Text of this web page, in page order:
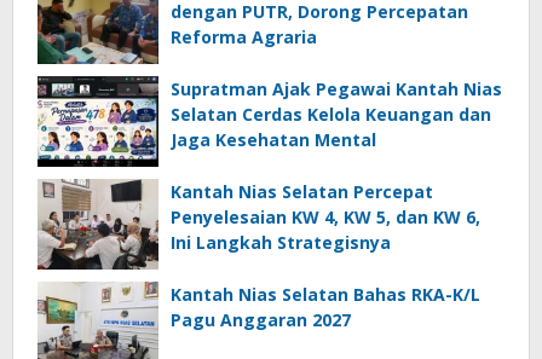
dengan PUTR, Dorong Percepatan
Reforma Agraria
Supratman Ajak Pegawai Kantah Nias
Selatan Cerdas Kelola Keuangan dan
Jaga Kesehatan Mental
Kantah Nias Selatan Percepat
Penyelesaian KW 4, KW 5, dan KW 6,
Ini Langkah Strategisnya
Kantah Nias Selatan Bahas RKA-K/L
Pagu Anggaran 2027